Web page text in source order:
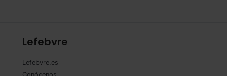
Lefebvre
Lefebvre.es